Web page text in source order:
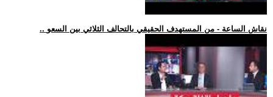
.. نقاش الساعة - من المستهدف الحقيقي بالتحالف الثلاثي بين السعو